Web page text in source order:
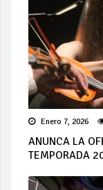
Enero 7, 2026
ANUNCA LA
TEMPORADA